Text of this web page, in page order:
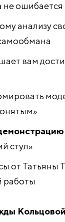
не ошибается
анализу
вам
стул»
от Татьяны
работы
Кольцовой